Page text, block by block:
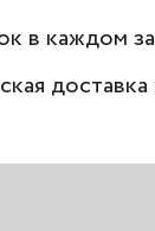
в каждом